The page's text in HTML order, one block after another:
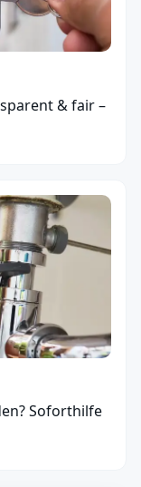
& fair –
Soforthilfe